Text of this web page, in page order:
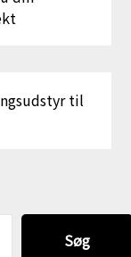
til
Søg